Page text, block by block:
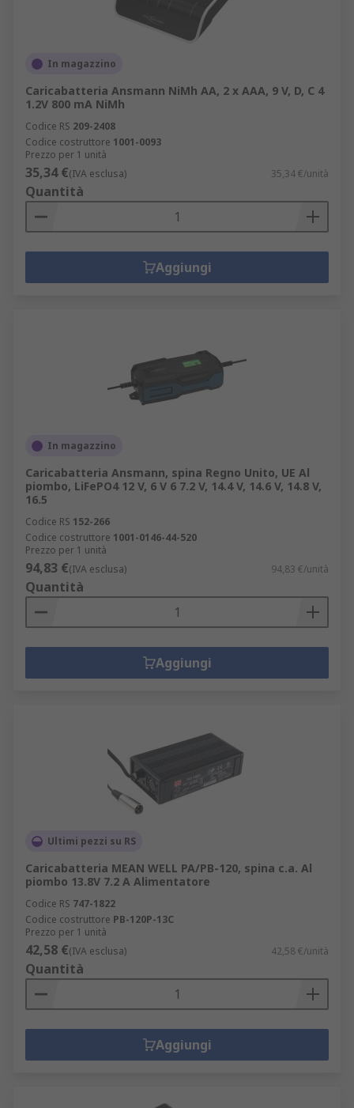
In magazzino
Caricabatteria Ansmann NiMh AA, 2 x AAA, 9 V, D, C 4
1.2V 800 mA NiMh
Codice RS 209-2408
Codice costruttore 1001-0093
Prezzo per 1 unità
35,34 €(IVA esclusa) 35,34 €/unità
Quantità
Aggiungi
In magazzino
Caricabatteria Ansmann, spina Regno Unito, UE Al
piombo, LiFePO4 12 V, 6 V 6 7.2 V, 14.4 V, 14.6 V, 14.8 V,
16.5
Codice RS 152-266
Codice costruttore 1001-0146-44-520
Prezzo per 1 unità
94,83 €(IVA esclusa) 94,83 €/unità
Quantità
Aggiungi
Ultimi pezzi su RS
Caricabatteria MEAN WELL PA/PB-120, spina c.a. Al
piombo 13.8V 7.2 A Alimentatore
Codice RS 747-1822
Codice costruttore PB-120P-13C
Prezzo per 1 unità
42,58 €(IVA esclusa) 42,58 €/unità
Quantità
Aggiungi